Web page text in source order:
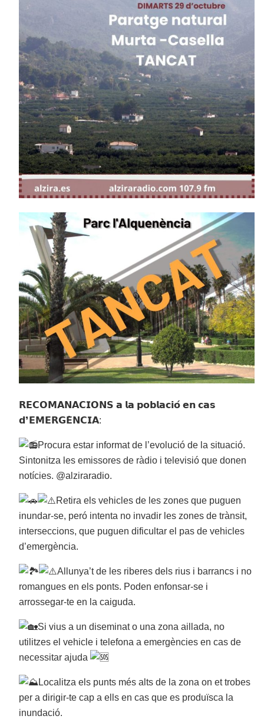
𝗥𝗘𝗖𝗢𝗠𝗔𝗡𝗔𝗖𝗜𝗢𝗡𝗦 𝗮 𝗹𝗮 𝗽𝗼𝗯𝗹𝗮𝗰𝗶𝗼́ 𝗲𝗻 𝗰𝗮𝘀
𝗱❜𝗘𝗠𝗘𝗥𝗚𝗘̀𝗡𝗖𝗜𝗔:
Procura estar informat de l’evolució de la situació.
Sintonitza les emissores de ràdio i televisió que donen
notícies. @alziraradio.
Retira els vehicles de les zones que puguen
inundar-se, peró intenta no invadir les zones de trànsit,
interseccions, que puguen dificultar el pas de vehicles
d’emergència.
Allunya’t de les riberes dels rius i barrancs i no
romangues en els ponts. Poden enfonsar-se i
arrossegar-te en la caiguda.
Si vius a un diseminat o una zona aillada, no
utilitzes el vehicle i telefona a emergències en cas de
necessitar ajuda
Localitza els punts més alts de la zona on et trobes
per a dirigir-te cap a ells en cas que es produïsca la
inundació.